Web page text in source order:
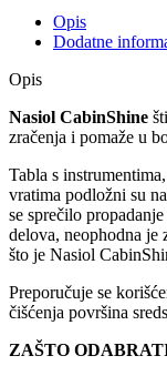
Opis
Dodatne
Opis
Nasiol CabinShine
zračenja i pomaže u
Tabla s
vratima podložni su
se sprečilo
delova, neophodna je
što je Nasiol
Preporučuje se
čišćenja površina
ZAŠTO